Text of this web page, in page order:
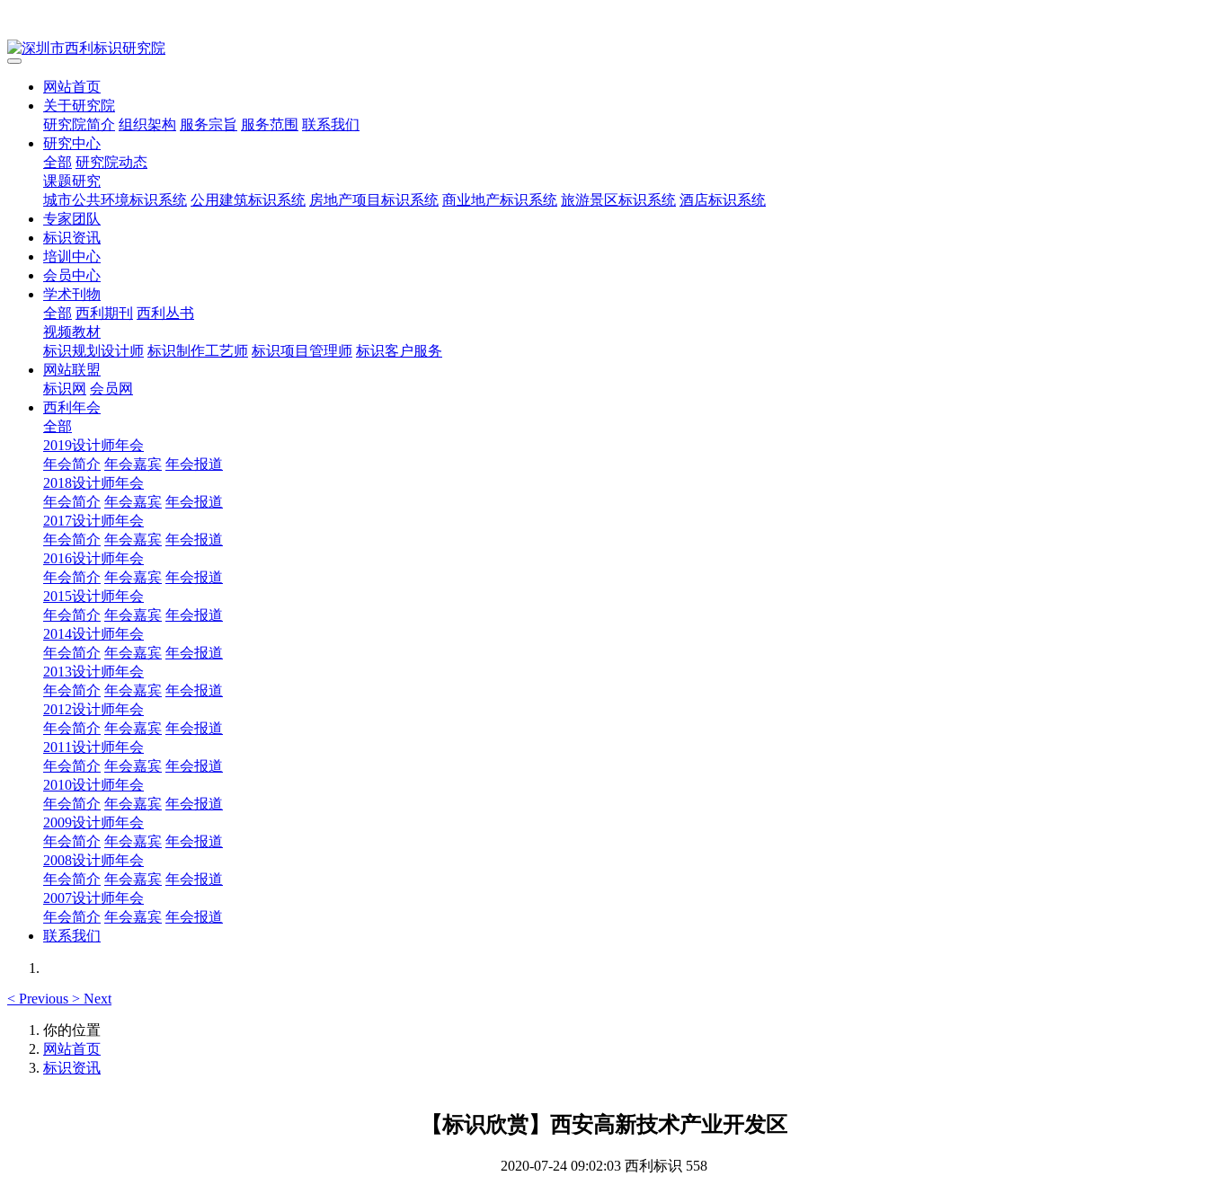
网站首页
关于研究院
研究院简介 组织架构 服务宗旨 服务范围 联系我们
研究中心
全部 研究院动态
课题研究
城市公共环境标识系统 公用建筑标识系统 房地产项目标识系统 商业地产标识系统 旅游景区标识系统 酒店标识系统
专家团队
标识资讯
培训中心
会员中心
学术刊物
全部 西利期刊 西利丛书
视频教材
标识规划设计师 标识制作工艺师 标识项目管理师 标识客户服务
网站联盟
标识网 会员网
西利年会
全部
2019设计师年会
年会简介 年会嘉宾 年会报道
2018设计师年会
年会简介 年会嘉宾 年会报道
2017设计师年会
年会简介 年会嘉宾 年会报道
2016设计师年会
年会简介 年会嘉宾 年会报道
2015设计师年会
年会简介 年会嘉宾 年会报道
2014设计师年会
年会简介 年会嘉宾 年会报道
2013设计师年会
年会简介 年会嘉宾 年会报道
2012设计师年会
年会简介 年会嘉宾 年会报道
2011设计师年会
年会简介 年会嘉宾 年会报道
2010设计师年会
年会简介 年会嘉宾 年会报道
2009设计师年会
年会简介 年会嘉宾 年会报道
2008设计师年会
年会简介 年会嘉宾 年会报道
2007设计师年会
年会简介 年会嘉宾 年会报道
联系我们
< Previous > Next
你的位置
网站首页
标识资讯
【标识欣赏】西安高新技术产业开发区
2020-07-24 09:02:03 西利标识 558